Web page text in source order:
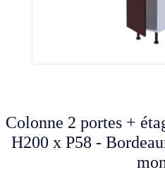
Colonne 2 portes +
H200 x P58 -